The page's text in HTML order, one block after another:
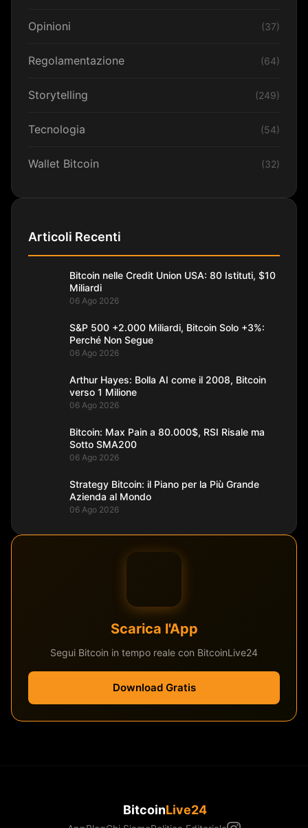
Opinioni (37)
Regolamentazione (64)
Storytelling (249)
Tecnologia (54)
Wallet Bitcoin (32)
Articoli Recenti
Bitcoin nelle Credit Union USA: 80 Istituti, $10
Miliardi
06 Ago 2026
S&P 500 +2.000 Miliardi, Bitcoin Solo +3%:
Perché Non Segue
06 Ago 2026
Arthur Hayes: Bolla AI come il 2008, Bitcoin
verso 1 Milione
06 Ago 2026
Bitcoin: Max Pain a 80.000$, RSI Risale ma
Sotto SMA200
06 Ago 2026
Strategy Bitcoin: il Piano per la Più Grande
Azienda al Mondo
06 Ago 2026
Scarica l'App
Segui Bitcoin in tempo reale con BitcoinLive24
Download Gratis
BitcoinLive24